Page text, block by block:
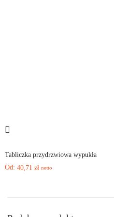
Tabliczka przydrzwiowa wypukła
Od: 40,71 zł netto